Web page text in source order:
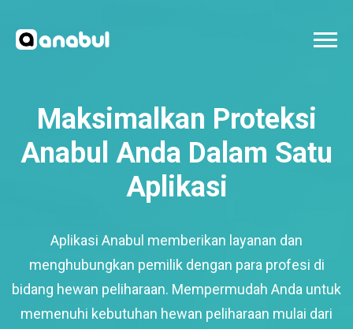
Maksimalkan Proteksi
Anabul Anda Dalam Satu
Aplikasi
Aplikasi Anabul memberikan layanan dan
menghubungkan pemilik dengan para profesi di
bidang hewan peliharaan. Mempermudah Anda untuk
memenuhi kebutuhan hewan peliharaan mulai dari